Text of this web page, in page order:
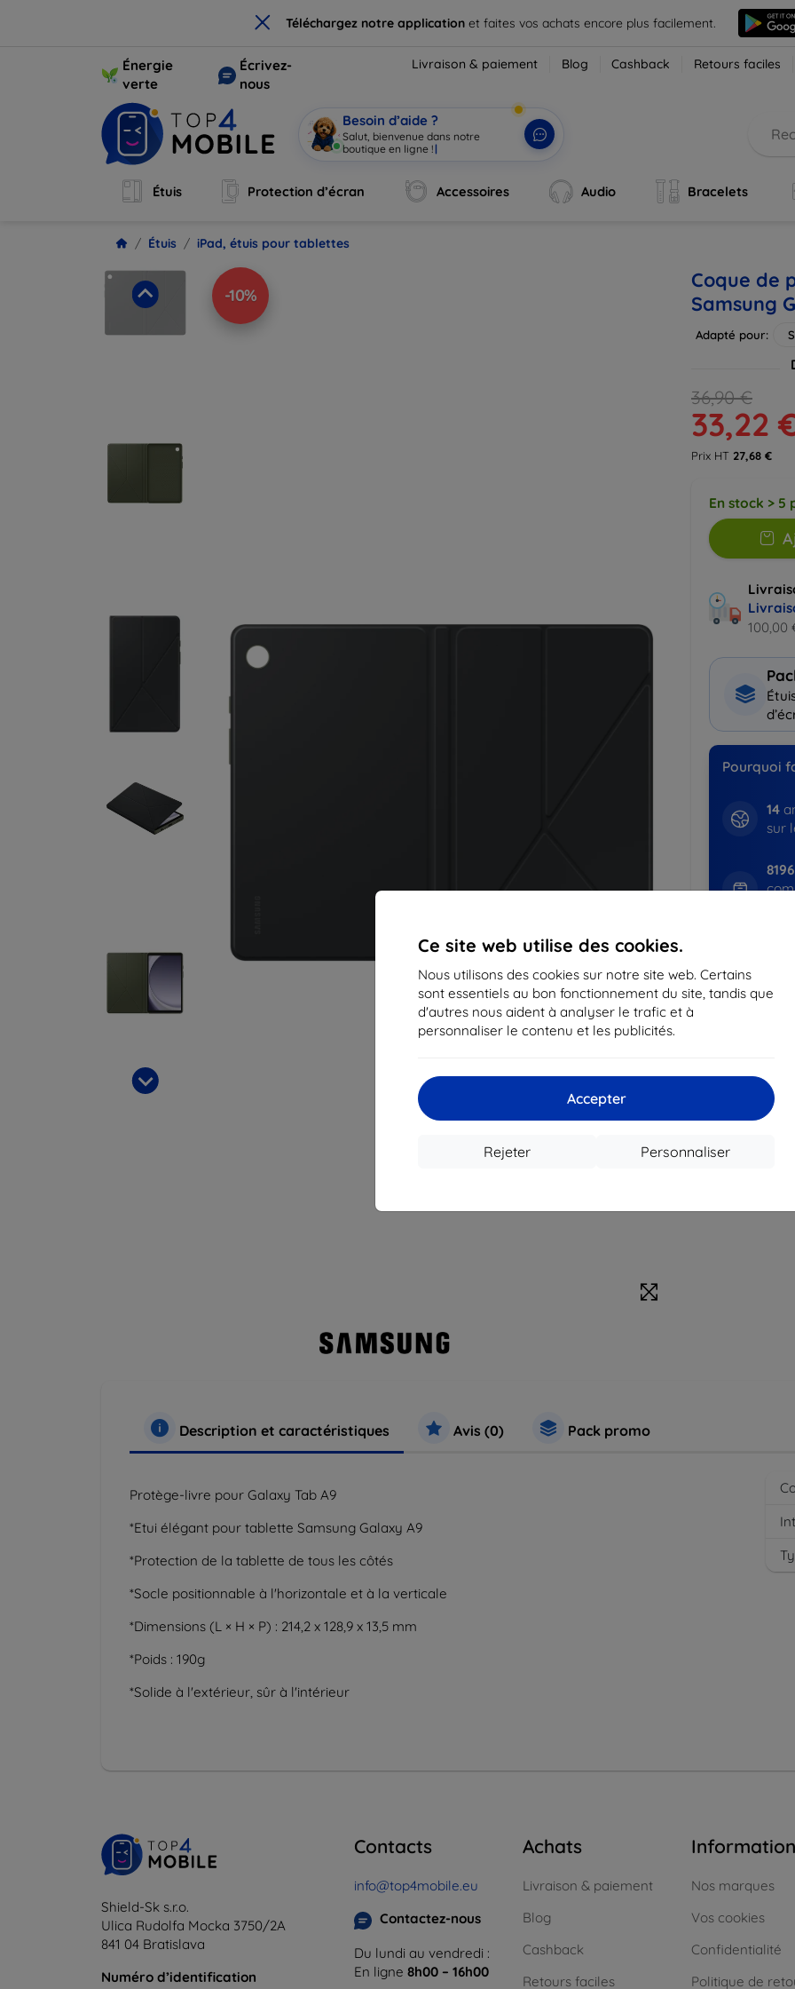
× Téléchargez notre application et faites vos achats encore plus facilement.
Ce site web utilise des cookies.
Nous utilisons des cookies sur notre site web. Certains
sont essentiels au bon fonctionnement du site, tandis que
d'autres nous aident à analyser le trafic et à
personnaliser le contenu et les publicités.
Accepter
Personnaliser
Rejeter
Énergie
verte
Écrivez-
nous
Livraison & paiement Blog Cashback Retours faciles
Besoin d’aide ?
Salut, bienvenue dans notre
boutique en ligne !|
Étuis Protection d’écran Accessoires Audio Bracelets
Étuis iPad, étuis pour tablettes
-10%
Coque de
Samsung
Adapté pour:
36,90 €
33,22
Prix HT 27,68 €
En stock > 5
100,00
Pourquoi
14
sur
Accessoires
Description et caractéristiques Avis (0) Pack promo
Protège-livre pour Galaxy Tab A9
*Etui élégant pour tablette Samsung Galaxy A9
*Protection de la tablette de tous les côtés
*Socle positionnable à l'horizontale et à la verticale
*Dimensions (L × H × P) : 214,2 x 128,9 x 13,5 mm
*Poids : 190g
*Solide à l'extérieur, sûr à l'intérieur
Shield-Sk s.r.o.
Ulica Rudolfa Mocka 3750/2A
841 04 Bratislava
Numéro d’identification
Contacts
info@top4mobile.eu
Contactez-nous
Du lundi au vendredi :
En ligne 8h00 – 16h00
Achats
Livraison & paiement
Blog
Cashback
Retours faciles
Nos marques
Vos cookies
Confidentialité
Politique de